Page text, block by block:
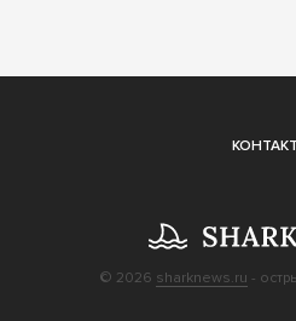
© 2026 sharknews.ru -